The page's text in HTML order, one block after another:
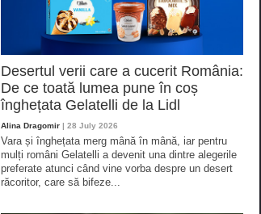
Desertul verii care a cucerit România:
De ce toată lumea pune în coș
înghețata Gelatelli de la Lidl
Alina Dragomir | 28 July 2026
Vara și înghețata merg mână în mână, iar pentru
mulți români Gelatelli a devenit una dintre alegerile
preferate atunci când vine vorba despre un desert
răcoritor, care să bifeze...